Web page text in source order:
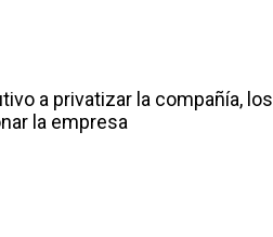
a privatizar la compañía, los
la empresa